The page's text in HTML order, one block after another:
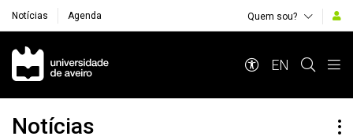
Notícias Agenda Quem sou?
Navegação Principal
EN
Notícias